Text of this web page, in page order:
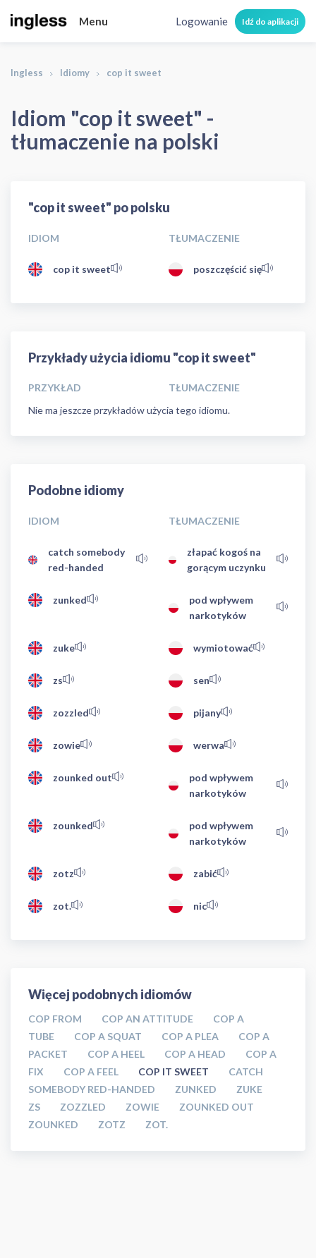
Menu Logowanie Idź do aplikacji
Ingless Idiomy cop it sweet
Idiom "cop it sweet" -
tłumaczenie na polski
"cop it sweet" po polsku
IDIOM TŁUMACZENIE
cop it sweet poszczęścić się
Przykłady użycia idiomu "cop it sweet"
PRZYKŁAD
TŁUMACZENIE
Nie ma jeszcze przykładów użycia tego idiomu.
Podobne idiomy
IDIOM TŁUMACZENIE
catch somebody
red-handed
złapać kogoś na
gorącym uczynku
zunked
pod wpływem
narkotyków
zuke wymiotować
zs sen
zozzled pijany
zowie werwa
zounked out
pod wpływem
narkotyków
zounked
pod wpływem
narkotyków
zotz zabić
zot. nic
Więcej podobnych idiomów
COP FROM COP AN ATTITUDE
COP A
TUBE
COP A SQUAT COP A PLEA
COP A
PACKET
COP A HEEL COP A HEAD
COP A
FIX
COP A FEEL COP IT SWEET
CATCH
SOMEBODY RED-HANDED
ZUNKED
ZUKE
ZS
ZOZZLED ZOWIE
ZOUNKED OUT
ZOUNKED
ZOTZ ZOT.